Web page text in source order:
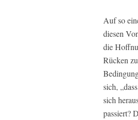
Auf so
diesen
die
Rücken
sich,
sich
passiert?